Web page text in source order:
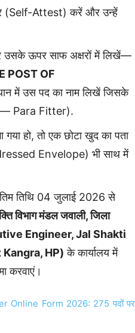
(Self-Attest) करें और उन्हें
ऊपर साफ अक्षरों में लिखें—
POST OF
में उस पद का नाम लिखें जिसके
Para Fitter).
गया हो, तो एक छोटा खुद का पता
Envelope) भी साथ में
तिथि 04 जुलाई 2026 से
विभाग मंडल जवाली, जिला
Engineer, Jal Shakti
HP) के कार्यालय में
करवाएं।
Online Form 2026: 275 पदों पर